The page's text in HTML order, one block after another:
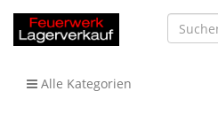
Alle Kategorien